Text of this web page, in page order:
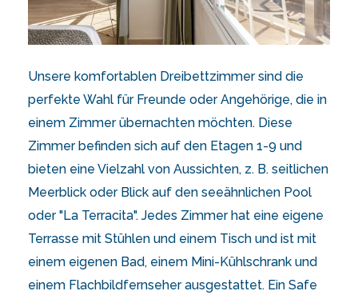
Unsere komfortablen Dreibettzimmer sind die
perfekte Wahl für Freunde oder Angehörige, die in
einem Zimmer übernachten möchten. Diese
Zimmer befinden sich auf den Etagen 1-9 und
bieten eine Vielzahl von Aussichten, z. B. seitlichen
Meerblick oder Blick auf den seeähnlichen Pool
oder "La Terracita". Jedes Zimmer hat eine eigene
Terrasse mit Stühlen und einem Tisch und ist mit
einem eigenen Bad, einem Mini-Kühlschrank und
einem Flachbildfernseher ausgestattet. Ein Safe